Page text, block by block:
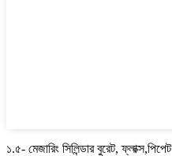
১.৫- মেজারিং সিলিন্ডার বুরেট, ফ্লাক্স,পিপেট